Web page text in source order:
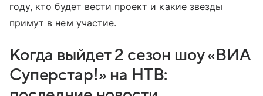
году, кто будет вести проект и какие звезды
примут в нем участие.
Когда выйдет 2 сезон шоу «ВИА
Суперстар!» на НТВ: